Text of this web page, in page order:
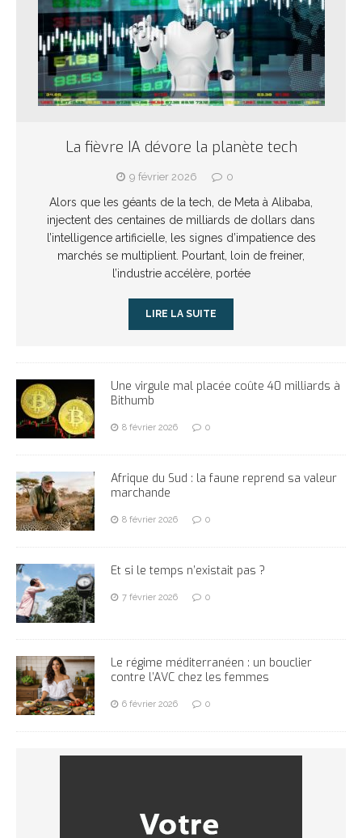
La fièvre IA dévore la planète tech
9 février 2026 0
Alors que les géants de la tech, de Meta à Alibaba,
injectent des centaines de milliards de dollars dans
l’intelligence artificielle, les signes d’impatience des
marchés se multiplient. Pourtant, loin de freiner,
l’industrie accélère, portée
LIRE LA SUITE
Une virgule mal placée coûte 40 milliards à
Bithumb
8 février 2026 0
Afrique du Sud : la faune reprend sa valeur
marchande
8 février 2026 0
Et si le temps n’existait pas ?
7 février 2026 0
Le régime méditerranéen : un bouclier
contre l’AVC chez les femmes
6 février 2026 0